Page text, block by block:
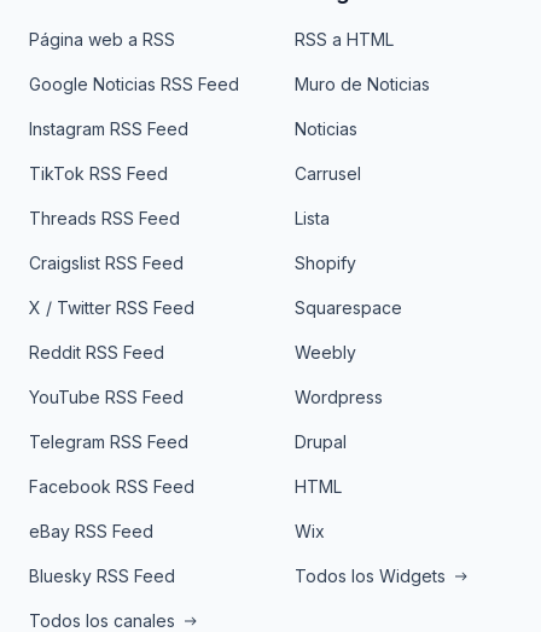
Página web a RSS
Google Noticias RSS Feed
Instagram RSS Feed
TikTok RSS Feed
Threads RSS Feed
Craigslist RSS Feed
X / Twitter RSS Feed
Reddit RSS Feed
YouTube RSS Feed
Telegram RSS Feed
Facebook RSS Feed
eBay RSS Feed
Bluesky RSS Feed
Todos los canales
RSS a HTML
Muro de Noticias
Noticias
Carrusel
Lista
Shopify
Squarespace
Weebly
Wordpress
Drupal
HTML
Wix
Todos los Widgets